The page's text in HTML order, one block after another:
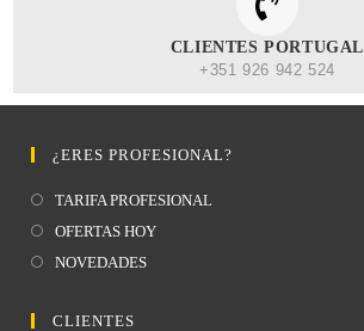
CLIENTES PORTUGAL
+351 926 942 524
CLIENTES
¿ERES PROFESIONAL?
TARIFA PROFESIONAL
OFERTAS HOY
NOVEDADES